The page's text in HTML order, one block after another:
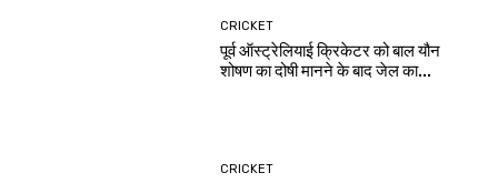
CRICKET
पूर्व ऑस्ट्रेलियाई क्रिकेटर को बाल यौन
शोषण का दोषी मानने के बाद जेल का...
CRICKET